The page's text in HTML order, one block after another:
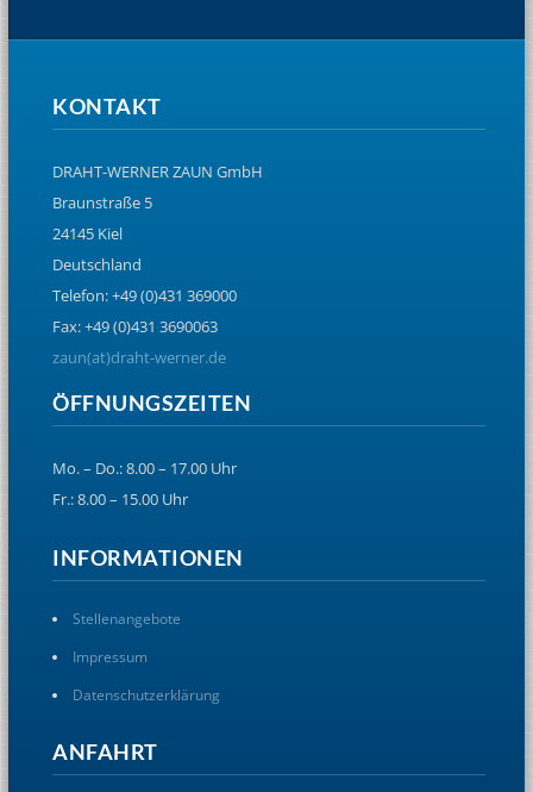
KONTAKT
DRAHT-WERNER ZAUN GmbH
Braunstraße 5
24145 Kiel
Deutschland
Telefon: +49 (0)431 369000
Fax: +49 (0)431 3690063
zaun(at)draht-werner.de
ÖFFNUNGSZEITEN
Mo. – Do.: 8.00 – 17.00 Uhr
Fr.: 8.00 – 15.00 Uhr
INFORMATIONEN
Stellenangebote
Impressum
Datenschutzerklärung
ANFAHRT